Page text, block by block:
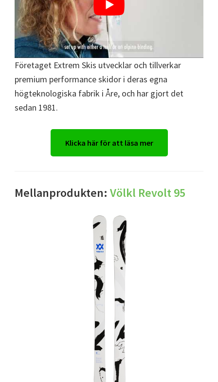
Företaget Extrem Skis utvecklar och tillverkar
premium performance skidor i deras egna
högteknologiska fabrik i Åre, och har gjort det
sedan 1981.
Klicka här för att läsa mer
Mellanprodukten: Völkl Revolt 95